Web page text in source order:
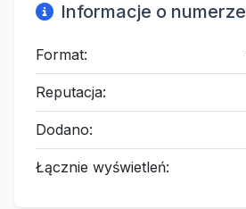
Informacje o numerze
Format:
Reputacja:
Dodano:
Łącznie wyświetleń: